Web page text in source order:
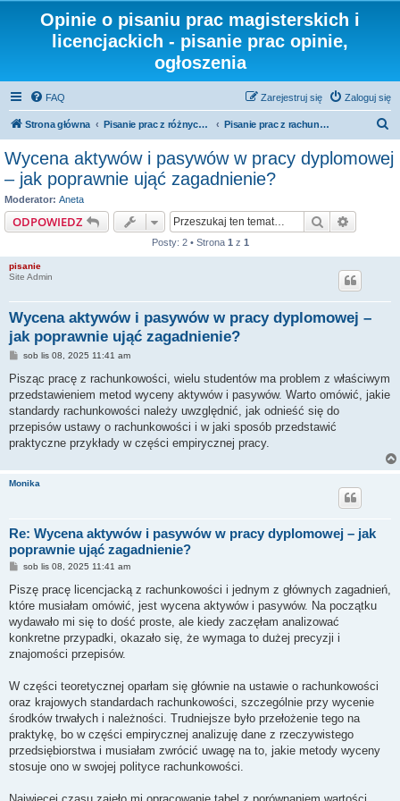
Opinie o pisaniu prac magisterskich i
licencjackich - pisanie prac opinie,
ogłoszenia
FAQ Zaloguj się
Zarejestruj się
Strona główna Pisanie prac z różnych dziedzin i kierunków Pisanie prac z rachunkowości
u
Wycena aktywów i pasywów w pracy dyplomowej
– jak poprawnie ująć zagadnienie?
Moderator: Aneta
ODPOWIEDZ Szukaj
Posty: 2 • Strona 1 z 1
pisanie
Site Admin
Wycena aktywów i pasywów w pracy dyplomowej –
jak poprawnie ująć zagadnienie?
P
s
sob lis 08, 2025 11:41 am
Pisząc pracę z rachunkowości, wielu studentów ma problem z właściwym
przedstawieniem metod wyceny aktywów i pasywów. Warto omówić, jakie
standardy rachunkowości należy uwzględnić, jak odnieść się do
przepisów ustawy o rachunkowości i w jaki sposób przedstawić
praktyczne przykłady w części empirycznej pracy.
Monika
Re: Wycena aktywów i pasywów w pracy dyplomowej – jak
poprawnie ująć zagadnienie?
P
s
sob lis 08, 2025 11:41 am
Piszę pracę licencjacką z rachunkowości i jednym z głównych zagadnień,
które musiałam omówić, jest wycena aktywów i pasywów. Na początku
wydawało mi się to dość proste, ale kiedy zaczęłam analizować
konkretne przypadki, okazało się, że wymaga to dużej precyzji i
znajomości przepisów.
W części teoretycznej oparłam się głównie na ustawie o rachunkowości
oraz krajowych standardach rachunkowości, szczególnie przy wycenie
środków trwałych i należności. Trudniejsze było przełożenie tego na
praktykę, bo w części empirycznej analizuję dane z rzeczywistego
przedsiębiorstwa i musiałam zwrócić uwagę na to, jakie metody wyceny
stosuje ono w swojej polityce rachunkowości.